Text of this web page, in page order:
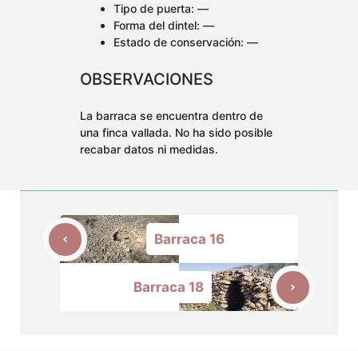
Tipo de puerta: —
Forma del dintel: —
Estado de conservación: —
OBSERVACIONES
La barraca se encuentra dentro de
una finca vallada. No ha sido posible
recabar datos ni medidas.
Barraca 16
Barraca 18